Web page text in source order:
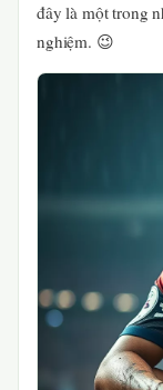
đây là một trong
nghiệm. 😉